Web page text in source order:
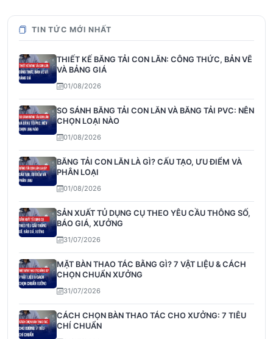
TIN TỨC MỚI NHẤT
THIẾT KẾ BĂNG TẢI CON LĂN: CÔNG THỨC, BẢN VẼ
VÀ BẢNG GIÁ
01/08/2026
SO SÁNH BĂNG TẢI CON LĂN VÀ BĂNG TẢI PVC: NÊN
CHỌN LOẠI NÀO
01/08/2026
BĂNG TẢI CON LĂN LÀ GÌ? CẤU TẠO, ƯU ĐIỂM VÀ
PHÂN LOẠI
01/08/2026
SẢN XUẤT TỦ DỤNG CỤ THEO YÊU CẦU THÔNG SỐ,
BÁO GIÁ, XƯỞNG
31/07/2026
MẶT BÀN THAO TÁC BẰNG GÌ? 7 VẬT LIỆU & CÁCH
CHỌN CHUẨN XƯỞNG
31/07/2026
CÁCH CHỌN BÀN THAO TÁC CHO XƯỞNG: 7 TIÊU
CHÍ CHUẨN